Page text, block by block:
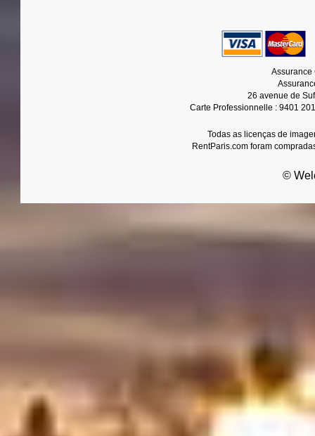
Assurance
26 avenue de
Carte Professionnelle : 9401
Todas as licenças de
RentParis.com foram
©